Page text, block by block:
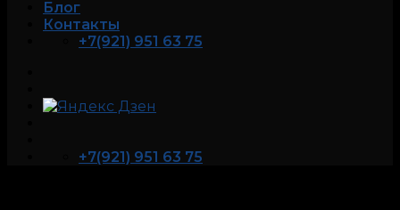
Блог
Контакты
+7(921) 951 63 75
+7(921) 951 63 75